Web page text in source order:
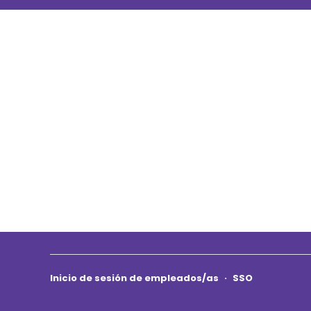
Inicio de sesión de empleados/as · SSO